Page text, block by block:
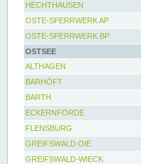
HECHTHAUSEN
OSTE-SPERRWERK AP
OSTE-SPERRWERK BP
OSTSEE
ALTHAGEN
BARHÖFT
BARTH
ECKERNFÖRDE
FLENSBURG
GREIFSWALD OIE
GREIFSWALD-WIECK